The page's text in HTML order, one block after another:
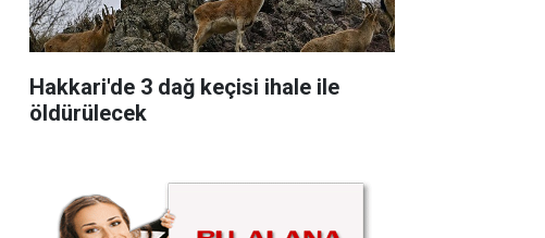
Hakkari'de 3 dağ keçisi ihale ile
öldürülecek